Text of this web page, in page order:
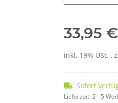
33,95 €
inkl. 19% USt. ,
Sofort
Lieferzeit:2 - 5